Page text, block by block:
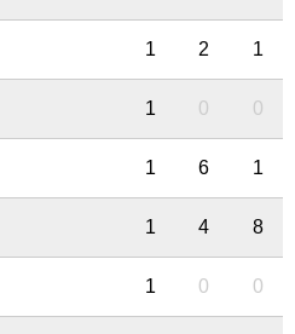
1 2 1
1 0 0
1 6 1
1 4 8
1 0 0